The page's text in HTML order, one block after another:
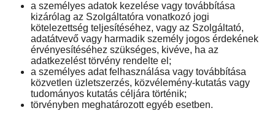
a személyes adatok kezelése vagy továbbítása
kizárólag az Szolgáltatóra vonatkozó jogi
kötelezettség teljesítéséhez, vagy az Szolgáltató,
adatátvevő vagy harmadik személy jogos érdekének
érvényesítéséhez szükséges, kivéve, ha az
adatkezelést törvény rendelte el;
a személyes adat felhasználása vagy továbbítása
közvetlen üzletszerzés, közvélemény-kutatás vagy
tudományos kutatás céljára történik;
törvényben meghatározott egyéb esetben.